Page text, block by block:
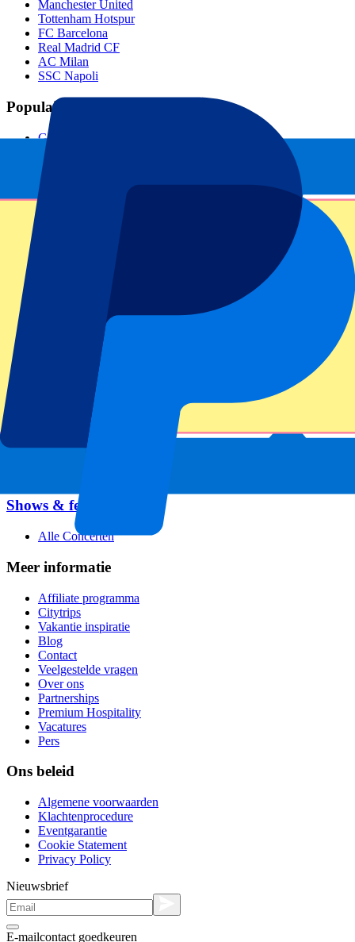
Manchester United
Tottenham Hotspur
FC Barcelona
Real Madrid CF
AC Milan
SSC Napoli
Populaire events
GP Zandvoort
GP Italië
GP Barcelona
GP Singapore
Six Nations
Alle sporten
Voetbal competities
Champions League
Premier League
Bundesliga
Eredivisie
Shows & festivals
Alle Concerten
Meer informatie
Affiliate programma
Citytrips
Vakantie inspiratie
Blog
Contact
Veelgestelde vragen
Over ons
Partnerships
Premium Hospitality
Vacatures
Pers
Ons beleid
Algemene voorwaarden
Klachtenprocedure
Eventgarantie
Cookie Statement
Privacy Policy
Nieuwsbrief
E-mailcontact goedkeuren